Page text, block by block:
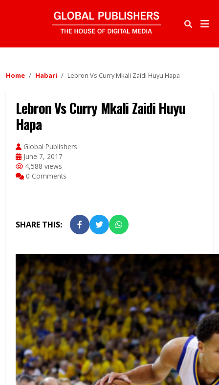
Home Habari Lebron Vs Curry Mkali Zaidi Huyu Hapa
Lebron Vs Curry Mkali Zaidi Huyu
Hapa
Global Publishers
June 7, 2017
4,588 views
0 Comments
SHARE THIS: